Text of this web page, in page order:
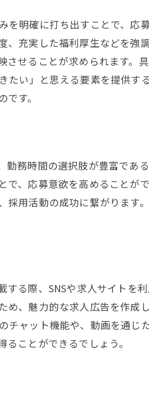
を明確に打ち出すことで、応
、充実した福利厚生などを強
させることが求められます。
たい」と思える要素を提供す
す。
勤務時間の選択肢が豊富であ
で、応募意欲を高めることが
採用活動の成功に繋がります
る際、SNSや求人サイトを
め、魅力的な求人広告を作成
チャット機能や、動画を通じ
ことができるでしょう。